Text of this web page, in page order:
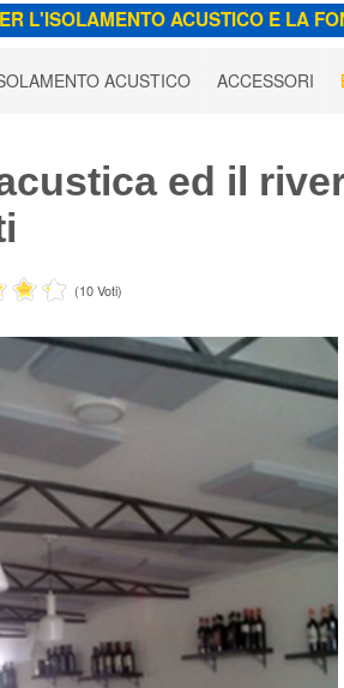
L'ISOLAMENTO ACUSTICO E LA
ACUSTICO ACCESSORI
ed il
(10 Voti)